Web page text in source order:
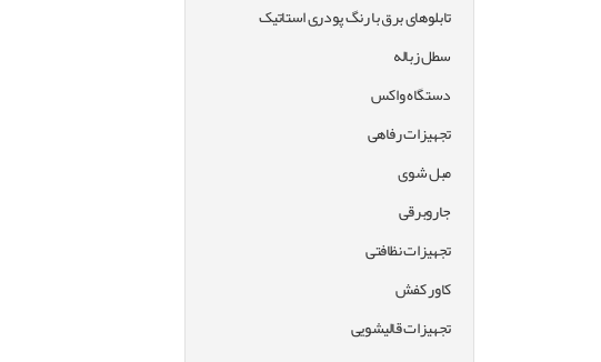
تابلوهای برق با رنگ پودری استاتیک
سطل زباله
دستگاه واکس
تجهیزات رفاهی
مبل شوی
جاروبرقی
تجهیزات نظافتی
کاور کفش
تجهیزات قالیشویی